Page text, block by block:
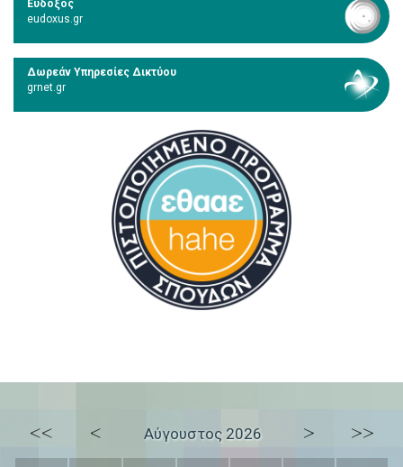
Εύδοξος
eudoxus.gr
Δωρεάν Υπηρεσίες Δικτύου
grnet.gr
<< < Αύγουστος 2026 > >>